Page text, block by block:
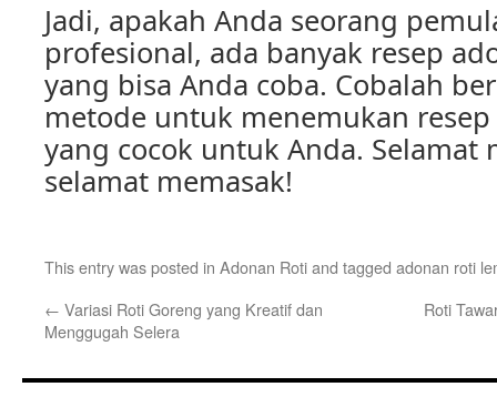
Jadi, apakah Anda seorang
profesional, ada banyak resep
yang bisa Anda coba. Cobalah
metode untuk menemukan
yang cocok untuk Anda. Selamat
selamat memasak!
This entry was posted in Adonan Rotiand tagged adonan roti
← Variasi Roti Goreng yang Kreatif dan
Menggugah Selera
Roti